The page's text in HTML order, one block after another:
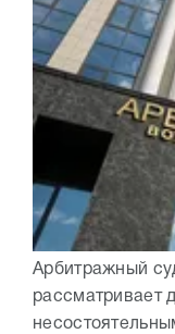
Арбитражный
рассматривает